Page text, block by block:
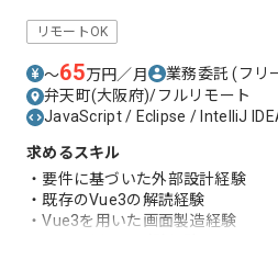
リモートOK
〜65万円／月 業務委託(フリ
弁天町(大阪府)/フルリモート
JavaScript / Eclipse / IntelliJ
求めるスキル
・要件に基づいた外部設計経験
・既存のVue3の解読経験
・Vue3を用いた画面製造経験